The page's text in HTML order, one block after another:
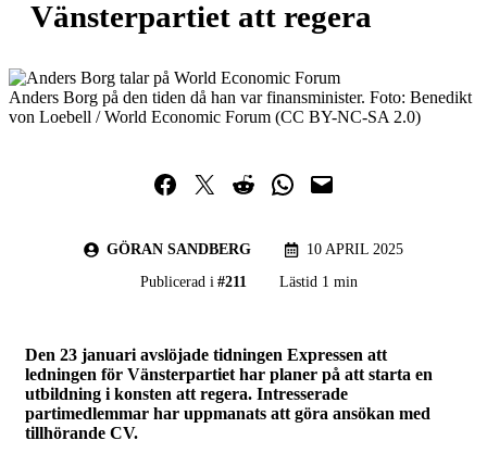
Vänsterpartiet att regera
Anders Borg på den tiden då han var finansminister. Foto: Benedikt
von Loebell / World Economic Forum (CC BY-NC-SA 2.0)
Dela på Facebook
Dela på TwitterDela på RedditDela i WhatsApp
Maila en länk
GÖRAN SANDBERG
10 APRIL 2025
Publicerad i #211 Lästid 1 min
Den 23 januari avslöjade tidningen Expressen att
ledningen för Vänsterpartiet har planer på att starta en
utbildning i konsten att regera. Intresserade
partimedlemmar har uppmanats att göra ansökan med
tillhörande CV.